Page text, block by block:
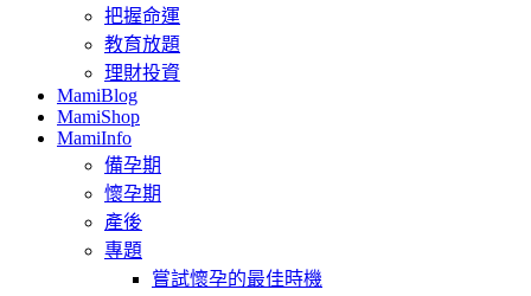
把握命運
教育放題
理財投資
MamiBlog
MamiShop
MamiInfo
備孕期
懷孕期
產後
專題
嘗試懷孕的最佳時機